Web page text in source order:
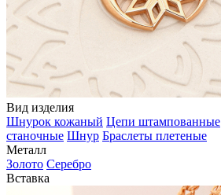
Вид изделия
Шнурок кожаный Цепи штампованные
станочные Шнур Браслеты плетеные
Металл
Золото Серебро
Вставка